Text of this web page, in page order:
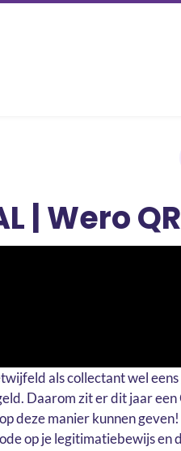
| Wero
als collectant wel
Daarom zit er dit jaar
deze manier kunnen
op je legitimatiebewijs en